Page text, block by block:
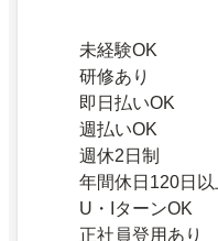
未経験OK
研修あり
即日払いOK
週払いOK
週休2日制
年間休日120日以
U・IターンOK
正社員登用あり